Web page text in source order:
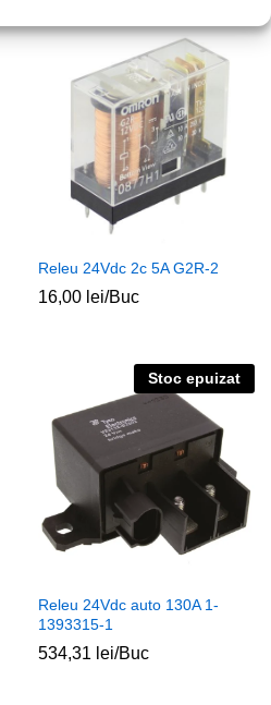
Releu 24Vdc 2c 5A G2R-2
16,00 lei/Buc
Stoc epuizat
Releu 24Vdc auto 130A 1-
1393315-1
534,31 lei/Buc